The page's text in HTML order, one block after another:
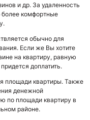
и др. За удаленность
комфортные
обычно для
Если же Вы хотите
на квартиру, равную
доплатить.
площади квартиры. Также
денежной
по площади квартиру в
районе.